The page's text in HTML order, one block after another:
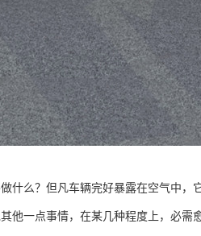
什么？但凡车辆完好暴露在空气中，
他一点事情，在某几种程度上，必